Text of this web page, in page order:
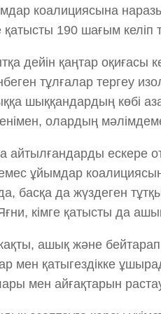
коалициясына
қатысты 190 шағым келіп
дейін қаңтар оқиғасы
тұлғалар тергеу
шыққандардың көбі
олардың
айтылғандарды ескере
емес ұйымдар
басқа да жүздеген
кімге қатысты да
ашық және бейтарап
мен қатыгездікке
мен айғақтарын